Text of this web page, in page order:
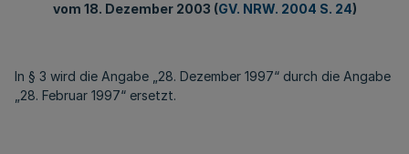
vom 18. Dezember 2003 (GV. NRW. 2004 S. 24)
In § 3 wird die Angabe „28. Dezember 1997“ durch die Angabe
„28. Februar 1997“ ersetzt.